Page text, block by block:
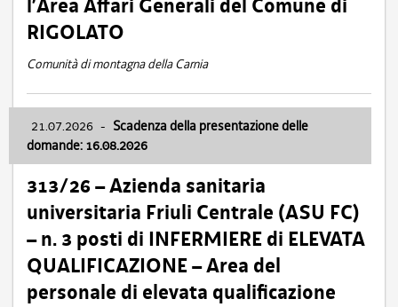
l’Area Affari Generali del Comune di
RIGOLATO
Comunità di montagna della Carnia
21.07.2026 - Scadenza della presentazione delle
domande: 16.08.2026
313/26 – Azienda sanitaria
universitaria Friuli Centrale (ASU FC)
– n. 3 posti di INFERMIERE di ELEVATA
QUALIFICAZIONE – Area del
personale di elevata qualificazione